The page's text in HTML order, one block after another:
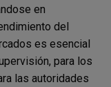
en
del
es esencial
para los
las autoridades